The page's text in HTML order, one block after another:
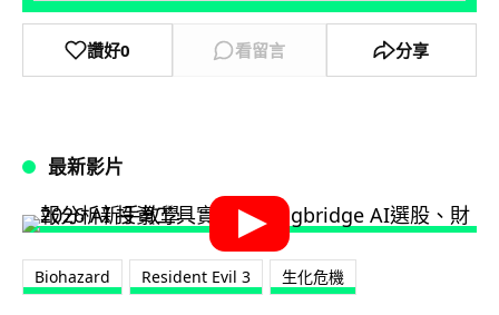
讚好0 看留言 分享
最新影片
Biohazard Resident Evil 3 生化危機